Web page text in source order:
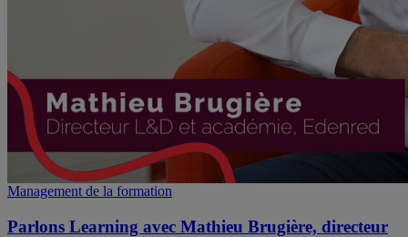
Management de la formation
Parlons Learning avec Mathieu Brugière, directeur